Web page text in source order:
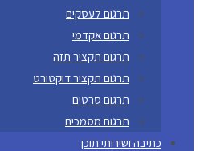
תרגום לעסקים
תרגום אקדמי
תרגום תקציר תזה
תרגום תקציר דוקטורט
תרגום סרטים
תרגום מסמכים
כתיבה ושירותי תוכן